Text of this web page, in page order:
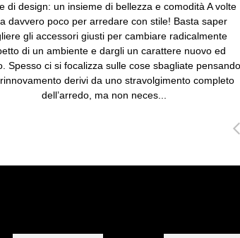
di design: un insieme di bellezza e comodità A volte
davvero poco per arredare con stile! Basta saper
gli accessori giusti per cambiare radicalmente
di un ambiente e dargli un carattere nuovo ed
Spesso ci si focalizza sulle cose sbagliate pensando
derivi da uno stravolgimento completo
dell’arredo, ma non neces...